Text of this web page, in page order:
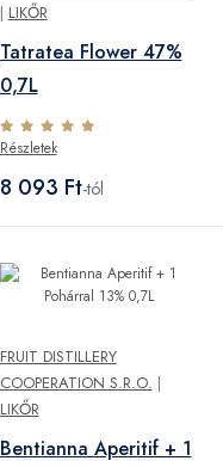
| LIKŐR
Tatratea Flower 47%
0,7L
Részletek
8 093 Ft-tól
FRUIT DISTILLERY
COOPERATION S.R.O. |
LIKŐR
Bentianna Aperitif + 1